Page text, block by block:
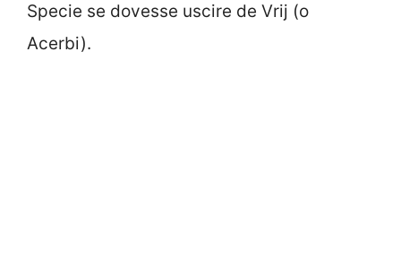
Specie se dovesse uscire de Vrij (o
Acerbi).